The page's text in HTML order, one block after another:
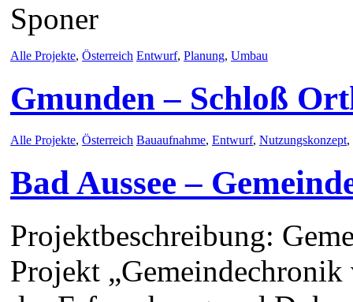
Sponer
Alle Projekte, Österreich Entwurf, Planung, Umbau
Gmunden – Schloß
Alle Projekte, Österreich Bauaufnahme, Entwurf, Nutzungskonzept,
Bad Aussee –
Projektbeschreibung:
Projekt